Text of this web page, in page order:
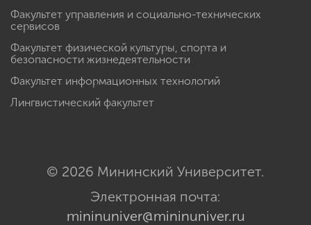
Факультет управления и социально-технических
сервисов
Факультет физической культуры, спорта и
безопасности жизнедеятельности
Факультет информационных технологий
Лингвистический факультет
© 2026 Мининский Университет.
Электронная почта:
mininuniver@mininuniver.ru